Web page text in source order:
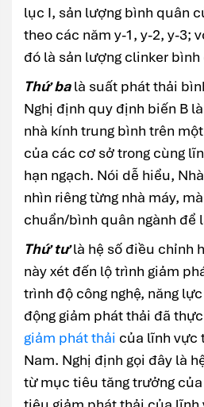
lục I, sản lượng bình quân
theo các năm y-1, y-2, y-3;
đó là sản lượng clinker bình
Thứ balà suất phát thải
Nghị định quy định biến B
nhà kính trung bình trên
của các cơ sở trong cùng
hạn ngạch. Nói dễ hiểu,
nhìn riêng từng nhà máy,
chuẩn/bình quân ngành để
Thứ tưlà hệ số điều chỉnh
này xét đến lộ trình giảm
trình độ công nghệ, năng
động giảm phát thải đã
giảm phát thải của lĩnh vực
Nam. Nghị định gọi đây là
từ mục tiêu tăng trưởng